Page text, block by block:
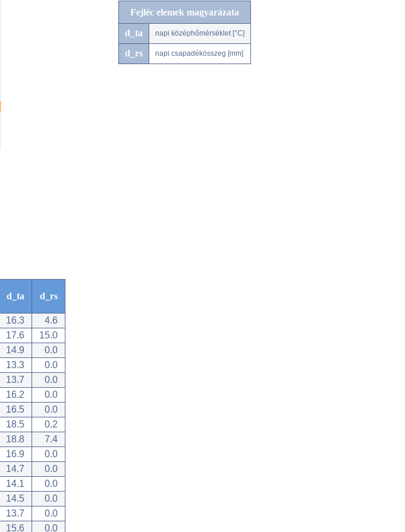
Fejléc elemek magyarázata
d_ta napi középhőmérséklet [°C]
d_rs napi csapadékösszeg [mm]
d_ta d_rs
16.3
4.6
17.6
15.0
14.9
0.0
13.3
0.0
13.7
0.0
16.2
0.0
16.5
0.0
18.5
0.2
18.8
7.4
16.9
0.0
14.7
0.0
14.1
0.0
14.5
0.0
13.7
0.0
15.6 0.0